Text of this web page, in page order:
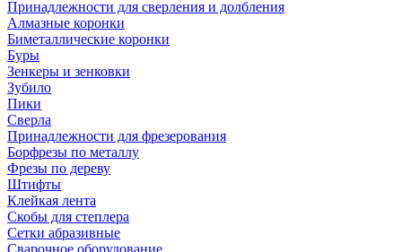
Принадлежности для сверления и долбления
Алмазные коронки
Биметаллические коронки
Буры
Зенкеры и зенковки
Зубило
Пики
Сверла
Принадлежности для фрезерования
Борфрезы по металлу
Фрезы по дереву
Штифты
Клейкая лента
Скобы для степлера
Сетки абразивные
Сварочное оборудование